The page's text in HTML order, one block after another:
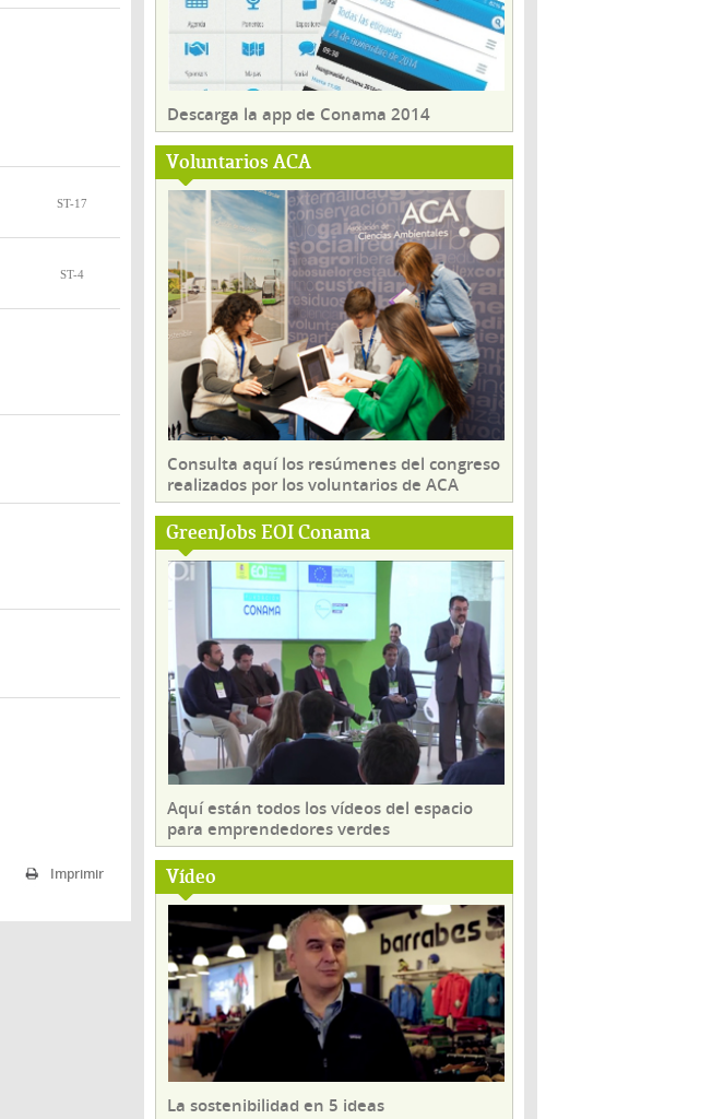
Descarga la app de Conama 2014
Voluntarios ACA
Consulta aquí los resúmenes del congreso
realizados por los voluntarios de ACA
GreenJobs EOI Conama
Aquí están todos los vídeos del espacio
para emprendedores verdes
Vídeo
La sostenibilidad en 5 ideas
ST-17
ST-4
Imprimir